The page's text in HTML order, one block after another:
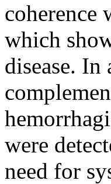
coherence
which
disease. In
were
need for